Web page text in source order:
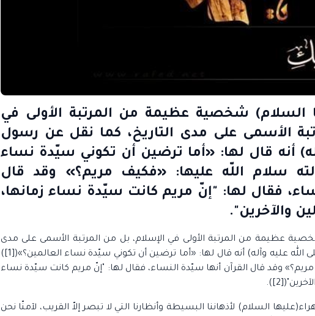
السلام) شخصية عظيمة من المرتبة الأولى في
الأسمى على مدى التاريخ، كما نقل عن رسول
أنه قال لها: «أما ترضين أن تكوني سيّدة نساء
فسألته سلام اللّه عليها: «فكيف مريم؟» وقد قال
فقال لها: "إنّ مريم كانت سيّدة نساء زمانها،
والآخرين".
عظيمة من المرتبة الأولى في الإسلام، بل من المرتبة الأسمى على مدى
التاريخ، كما نقل عن رسول اللّه(صلى الله عليه وآله) أنه قال لها: «أما ترضين أن تكوني سيّدة نساء العالمين؟»([1])
وقد قال القرآن أنها سيّدة النساء، فقال لها: "إنّ مريم كانت سيّدة نساء
السلام) لأذهاننا البسيطة وأنظارنا التي لا تبصر إلاّ القريب، لآمنّا نحن